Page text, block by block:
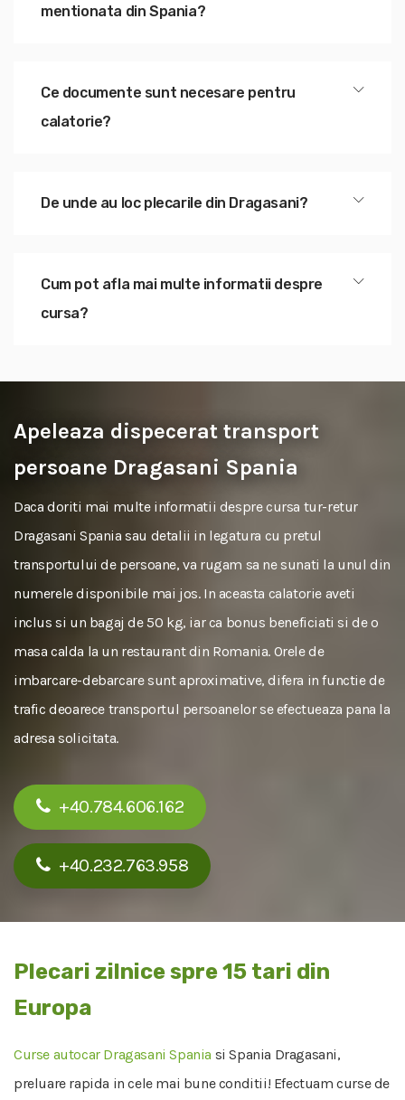
mentionata din Spania?
Ce documente sunt necesare pentru
calatorie?
De unde au loc plecarile din Dragasani?
Cum pot afla mai multe informatii despre
cursa?
Apeleaza dispecerat transport
persoane Dragasani Spania
Daca doriti mai multe informatii despre cursa tur-retur
Dragasani Spania sau detalii in legatura cu pretul
transportului de persoane, va rugam sa ne sunati la unul din
numerele disponibile mai jos. In aceasta calatorie aveti
inclus si un bagaj de 50 kg, iar ca bonus beneficiati si de o
masa calda la un restaurant din Romania. Orele de
imbarcare-debarcare sunt aproximative, difera in functie de
trafic deoarece transportul persoanelor se efectueaza pana la
adresa solicitata.
+40.784.606.162
+40.232.763.958
Plecari zilnice spre 15 tari din
Europa
Curse autocar Dragasani Spania si Spania Dragasani,
preluare rapida in cele mai bune conditii! Efectuam curse de